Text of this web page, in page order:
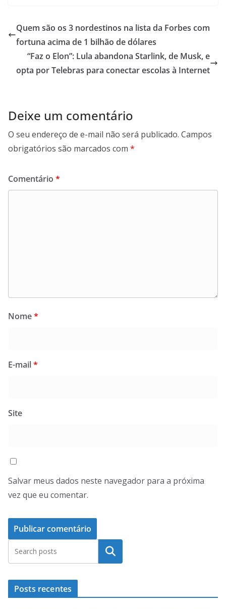
s
A
p
p
er b
o
o
k
gr
a
m
l l e
Quem são os 3 nordestinos na lista da Forbes com
fortuna acima de 1 bilhão de dólares
“Faz o Elon”: Lula abandona Starlink, de Musk, e
opta por Telebras para conectar escolas à Internet
Deixe um comentário
O seu endereço de e-mail não será publicado. Campos
obrigatórios são marcados com *
Comentário *
Nome*
E-mail*
Site
Salvar meus dados neste navegador para a próxima
vez que eu comentar.
Pesquisar
Posts recentes